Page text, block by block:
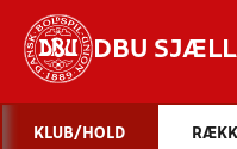
DBU
KLUB/HOLD